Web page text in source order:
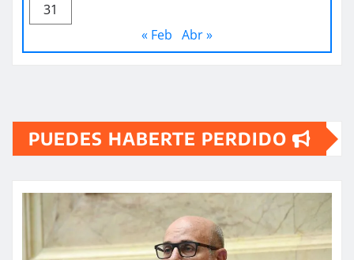
31
« Feb Abr »
PUEDES HABERTE PERDIDO